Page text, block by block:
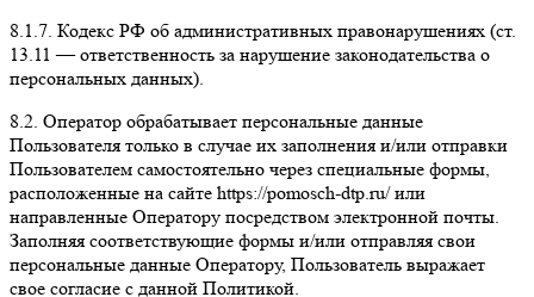
8.1.7. Кодекс РФ об административных правонарушениях (ст.
13.11 — ответственность за нарушение законодательства о
персональных данных).
8.2. Оператор обрабатывает персональные данные
Пользователя только в случае их заполнения и/или отправки
Пользователем самостоятельно через специальные формы,
расположенные на сайте https://pomosch-dtp.ru/ или
направленные Оператору посредством электронной почты.
Заполняя соответствующие формы и/или отправляя свои
персональные данные Оператору, Пользователь выражает
свое согласие с данной Политикой.